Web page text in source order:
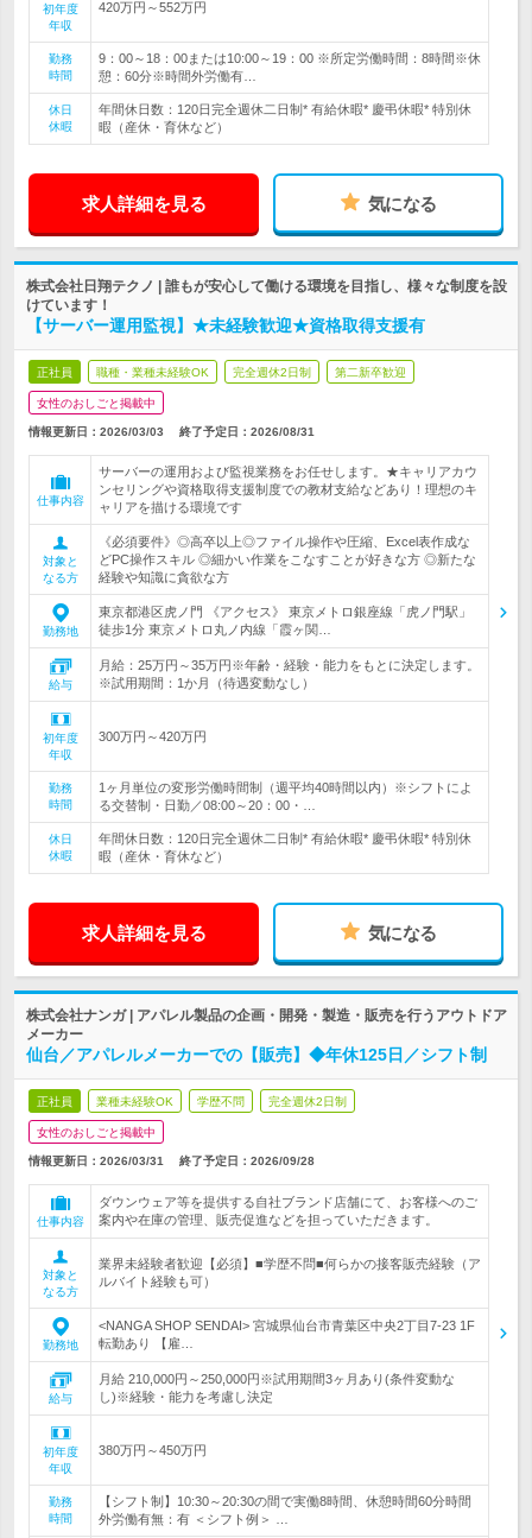
初年度
年収
420万円～552万円
勤務
時間
9：00～18：00または10:00～19：00 ※所定労働時間：8時間※休
憩：60分※時間外労働有…
休日
休暇
年間休日数：120日完全週休二日制* 有給休暇* 慶弔休暇* 特別休
暇（産休・育休など）
求人詳細を見る 気になる
株式会社日翔テクノ | 誰もが安心して働ける環境を目指し、様々な制度を設
けています！
【サーバー運用監視】★未経験歓迎★資格取得支援有
正社員 職種・業種未経験OK 完全週休2日制 第二新卒歓迎
女性のおしごと掲載中
情報更新日：2026/03/03 終了予定日： 2026/08/31
仕事内容
サーバーの運用および監視業務をお任せします。★キャリアカウ
ンセリングや資格取得支援制度での教材支給などあり！理想のキ
ャリアを描ける環境です
対象と
なる方
《必須要件》◎高卒以上◎ファイル操作や圧縮、Excel表作成な
どPC操作スキル ◎細かい作業をこなすことが好きな方 ◎新たな
経験や知識に貪欲な方
勤務地
東京都港区虎ノ門 《アクセス》 東京メトロ銀座線「虎ノ門駅」
徒歩1分 東京メトロ丸ノ内線「霞ヶ関…
給与
月給：25万円～35万円※年齢・経験・能力をもとに決定します。
※試用期間：1か月（待遇変動なし）
初年度
年収
300万円～420万円
勤務
時間
1ヶ月単位の変形労働時間制（週平均40時間以内）※シフトによ
る交替制・日勤／08:00～20：00・…
休日
休暇
年間休日数：120日完全週休二日制* 有給休暇* 慶弔休暇* 特別休
暇（産休・育休など）
求人詳細を見る 気になる
株式会社ナンガ | アパレル製品の企画・開発・製造・販売を行うアウトドア
メーカー
仙台／アパレルメーカーでの【販売】◆年休125日／シフト制
正社員 業種未経験OK 学歴不問 完全週休2日制
女性のおしごと掲載中
情報更新日：2026/03/31 終了予定日： 2026/09/28
仕事内容
ダウンウェア等を提供する自社ブランド店舗にて、お客様へのご
案内や在庫の管理、販売促進などを担っていただきます。
対象と
なる方
業界未経験者歓迎【必須】■学歴不問■何らかの接客販売経験（ア
ルバイト経験も可）
勤務地
<NANGA SHOP SENDAI> 宮城県仙台市青葉区中央2丁目7-23 1F
転勤あり 【雇…
給与
月給 210,000円～250,000円※試用期間3ヶ月あり(条件変動な
し)※経験・能力を考慮し決定
初年度
年収
380万円～450万円
勤務
時間
【シフト制】10:30～20:30の間で実働8時間、休憩時間60分時間
外労働有無：有 ＜シフト例＞ …